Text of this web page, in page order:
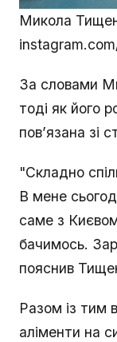
Микола
За словами
тоді як його
пов’язана зі
"Складно
В мене
саме з
бачимось.
пояснив
Разом із тим
аліменти на